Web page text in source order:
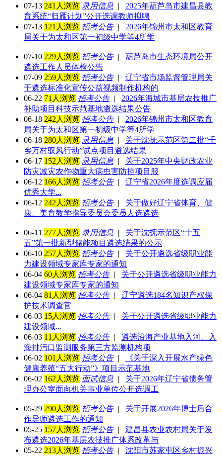
07-13 241人浏览 录用信息 |
2025年葫芦岛市建昌县教
育系统“归雁计划”公开选调教师拟聘
07-13 121人浏览 招考公告|
2026年锦州市太和区教育
局关于为太和区第一初级中学等4所学
07-10 229人浏览 招考公告|
葫芦岛市生态环境局公开
遴选工作人员体检公告
07-09 259人浏览 招考公告|
辽宁省市场监督管理局关
于遴选标准化宣传公益视频制作机构的
06-22 71人浏览 招考公告|
2026年海城市基层农技推广
补助项目科技示范基地遴选结果公告
06-18 242人浏览 招考公告|
2026年锦州市太和区教育
局关于为太和区第一初级中学等4所学
06-18 280人浏览 录用信息 |
关于沈抚示范区第二批“千
乡万村驭风行动”试点项目遴选结果
06-17 152人浏览 录用信息 |
关于2025年中央财政农业
防灾减灾农作物重大病虫害防控项目服
06-12 166人浏览 招考公告|
辽宁省2026年度选调应届
优秀大学...
06-12 242人浏览 招考公告|
关于做好辽宁省体育、健
康、美育教学指导委员会委员人选遴选
06-11 277人浏览 录用信息 |
关于沈抚示范区“十五
五”第一批新型储能项目遴选结果的公示
06-10 257人浏览 招考公告|
关于公开遴选省级职业能
力建设领域专家库专家的通知
06-04 60人浏览 招考公告|
关于公开遴选省级职业能力
建设领域专家库专家的通知
06-04 81人浏览 招考公告|
辽宁遴选184名知识产权保
护技术调查官
06-03 15人浏览 招考公告|
关于公开遴选省级职业能力
建设领域...
06-03 11人浏览 招考公告|
遴选沿海产业基地入河、入
海排污口监测服务第三方监测机构项
06-02 101人浏览 招考公告|
《关于深入开展水产绿色
健康养殖“五大行动”》项目示范基地
06-02 162人浏览 面试信息 |
关于2026年辽宁省债务管
理办公室面向机关事业单位公开选调工
05-29 290人浏览 招考公告|
关于开展2026年博士后合
作导师遴选工作的通知
05-25 157人浏览 招考公告|
建昌县农业农村局关于发
布遴选2026年基层农技推广体系改革与
05-22 213人浏览 招考公告| 沈阳市苏家屯区乡村振兴